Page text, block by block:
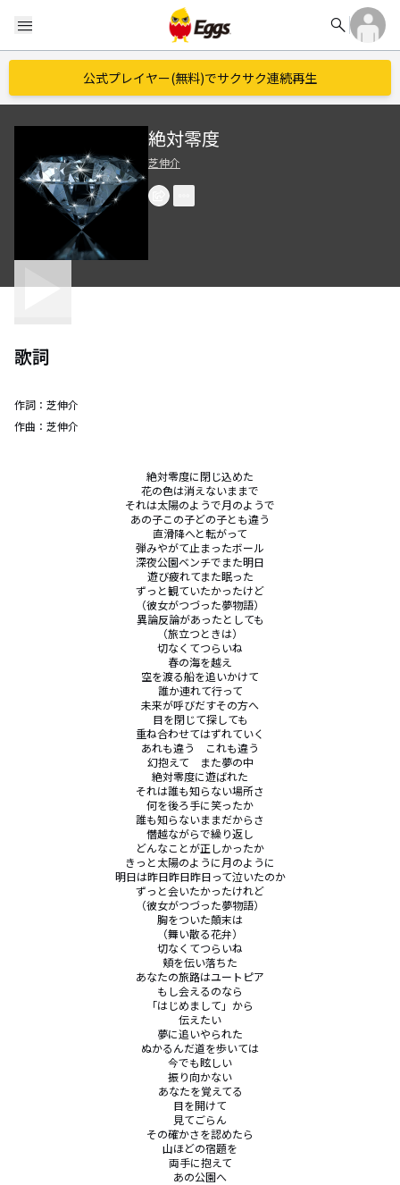
menu search
公式プレイヤー(無料)でサクサク連続再生
絶対零度
芝伸介
歌詞
作詞： 芝伸介
作曲： 芝伸介
絶対零度に閉じ込めた
花の色は消えないままで
それは太陽のようで月のようで
あの子この子どの子とも違う
直滑降へと転がって
弾みやがて止まったボール
深夜公園ベンチでまた明日
遊び疲れてまた眠った
ずっと観ていたかったけど
（彼女がつづった夢物語）
異論反論があったとしても
（旅立つときは）
切なくてつらいね
春の海を越え
空を渡る船を追いかけて
誰か連れて行って
未来が呼びだすその方へ
目を閉じて探しても
重ね合わせてはずれていく
あれも違う　これも違う
幻抱えて　また夢の中
絶対零度に遊ばれた
それは誰も知らない場所さ
何を後ろ手に笑ったか
誰も知らないままだからさ
僭越ながらで繰り返し
どんなことが正しかったか
きっと太陽のように月のように
明日は昨日昨日昨日って泣いたのか
ずっと会いたかったけれど
（彼女がつづった夢物語）
胸をついた顛末は
（舞い散る花弁）
切なくてつらいね
頬を伝い落ちた
あなたの旅路はユートピア
もし会えるのなら
「はじめまして」から
伝えたい
夢に追いやられた
ぬかるんだ道を歩いては
今でも眩しい
振り向かない
あなたを覚えてる
目を開けて
見てごらん
その確かさを認めたら
山ほどの宿題を
両手に抱えて
あの公園へ